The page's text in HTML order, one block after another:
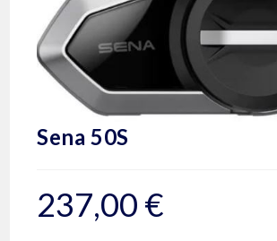
Sena 50S
237,00 €